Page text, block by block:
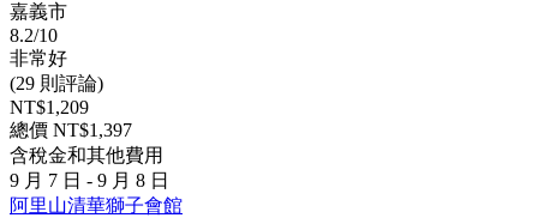
嘉義市
8.2/10
非常好
(29 則評論)
NT$1,209
總價 NT$1,397
含稅金和其他費用
9 月 7 日 - 9 月 8 日
阿里山清華獅子會館